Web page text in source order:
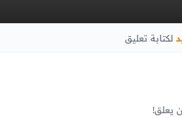
لكتابة تعليق
يعلق!